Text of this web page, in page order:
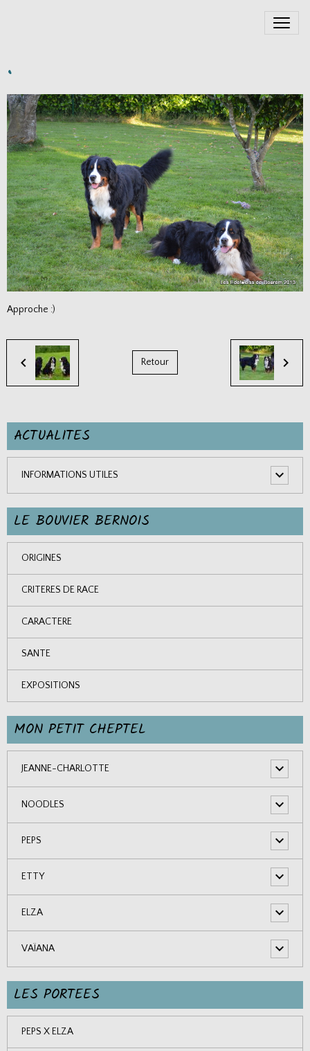
.
Approche :)
Retour
ACTUALITES
INFORMATIONS UTILES
LE BOUVIER BERNOIS
ORIGINES
CRITERES DE RACE
CARACTERE
SANTE
EXPOSITIONS
MON PETIT CHEPTEL
JEANNE-CHARLOTTE
NOODLES
PEPS
ETTY
ELZA
VAÏANA
LES PORTEES
PEPS X ELZA